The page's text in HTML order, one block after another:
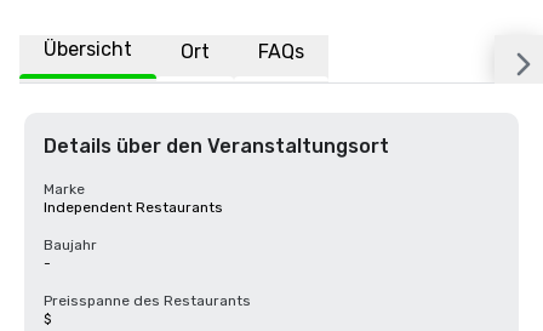
Übersicht Ort FAQs
Details über den Veranstaltungsort
Marke
Independent Restaurants
Baujahr
-
Preisspanne des Restaurants
$